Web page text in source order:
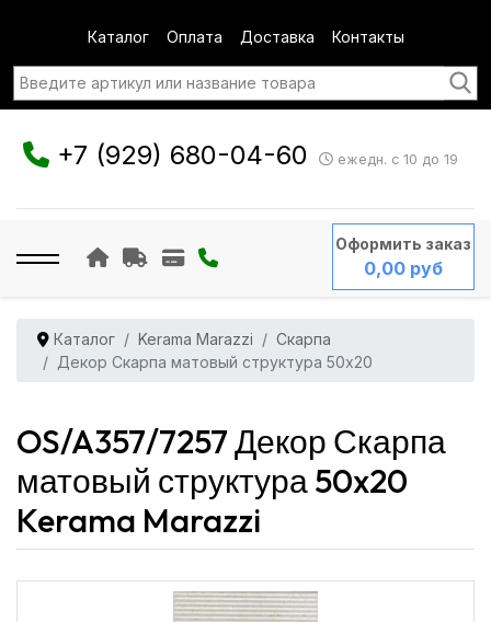
Каталог Оплата Доставка Контакты
+7 (929) 680-04-60 ежедн. с 10 до 19
Оформить заказ
0,00 руб
Каталог Kerama Marazzi
Скарпа
Декор Скарпа матовый структура 50x20
OS/A357/7257 Декор Скарпа
матовый структура 50x20
Kerama Marazzi